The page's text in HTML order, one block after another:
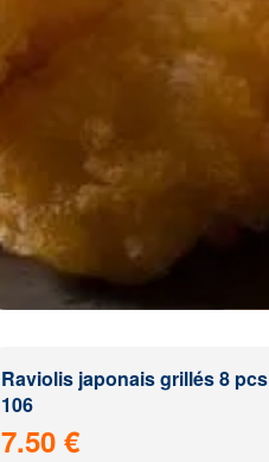
Raviolis japonais grillés 8 pcs
106
7.50 €